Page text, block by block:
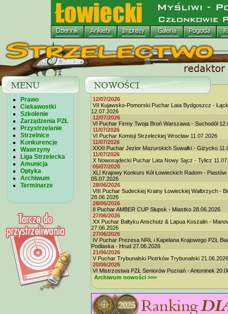
Prawo
Ciekawostki
Szkolenie
Zarządzenia PZŁ
Przystrzelanie
Strzelnice
Konkurencje
Wawrzyny
Liga Strzelecka
Amunicja
Optyka
Archiwum
Terminarze
12/07/2026
VII Kujawsko-Pomorski Puchar Lata Bydgoszcz -
12.07.2026
12/07/2026
VI Puchar Firmy Twoja Broń Warszawa - Suchodół
11/07/2026
VI Puchar Komisji Strzeleckiej Wrocław 11.07.2026
11/07/2026
XXXI Puchar Jezior Mazurskich Suwałki - Giżycko
11/07/2026
X Nowosądecki Puchar Lata Nowy Sącz - Tylicz
05/07/2026
XLI Krajowy Konkurs Kół Łowieckich Radom - Piastów
05.07.2026
28/06/2026
VIII Puchar Sudeckiej Krainy Łowieckiej Wałbrzych -
28.06.2026
28/06/2026
II Puchar AMBER CUP Słupsk - Miastko 28.06.2026
27/06/2026
XX Puchar Bałtyku Anschutz & Lapua Koszalin -
27.06.2026
27/06/2026
IV Puchar Prezesa NRŁ i Kapelana Krajowego PZŁ
Podlaska - Hrud 27.06.2026
21/06/2026
V Puchar Trybunalski Piotrków Trybunalski 21.06.2026
20/06/2026
VI Mistrzostwa PZŁ Seniorów Poznań - Antoninek
Archiwum nowości >>>